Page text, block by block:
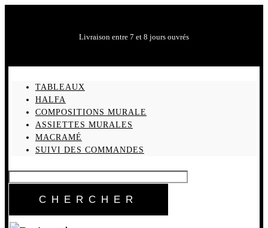
Livraison entre 7 et 8 jours ouvrés
TABLEAUX
HALFA
COMPOSITIONS MURALE
ASSIETTES MURALES
MACRAMÉ
SUIVI DES COMMANDES